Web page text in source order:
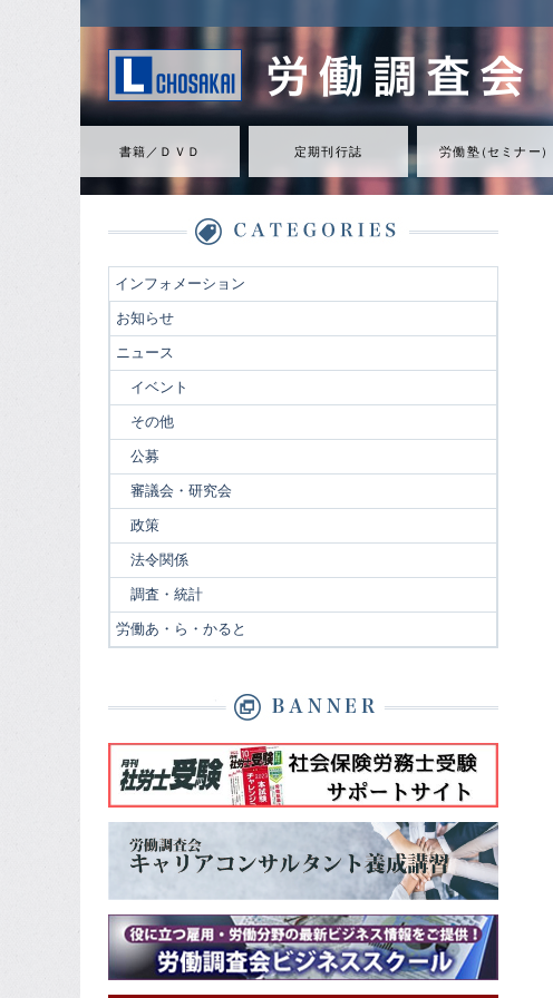
書籍／ＤＶＤ 定期刊行誌 労働塾（セミナ ー ）
インフォメーション
お知らせ
ニュース
イベント
その他
公募
審議会・研究会
政策
法令関係
調査・統計
労働あ・ら・かると